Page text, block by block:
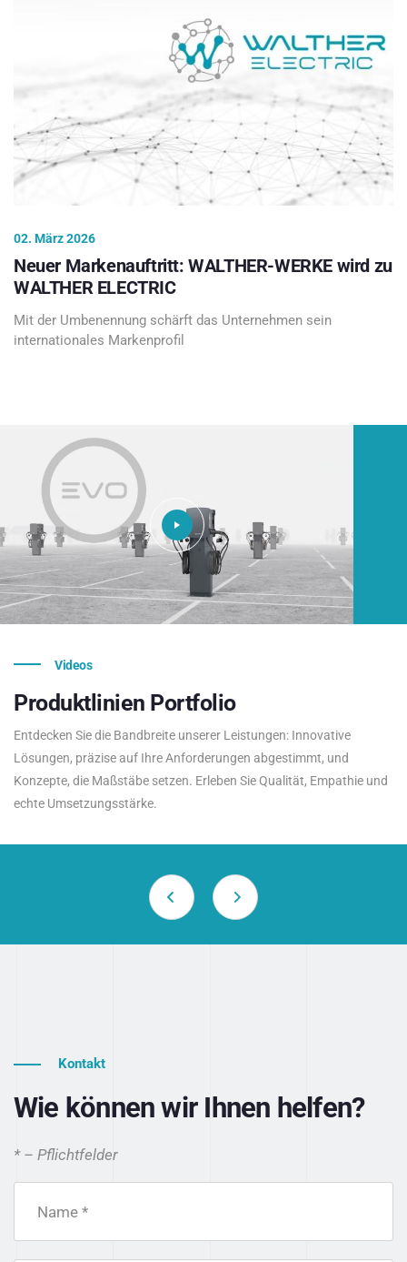
02. März 2026
Neuer Markenauftritt: WALTHER-WERKE wird zu
WALTHER ELECTRIC
Mit der Umbenennung schärft das Unternehmen sein
internationales Markenprofil
Videos
Produktlinien Portfolio
Entdecken Sie die Bandbreite unserer Leistungen: Innovative
Lösungen, präzise auf Ihre Anforderungen abgestimmt, und
Konzepte, die Maßstäbe setzen. Erleben Sie Qualität, Empathie und
echte Umsetzungsstärke.
Kontakt
Wie können wir Ihnen helfen?
* – Pflichtfelder
Name *